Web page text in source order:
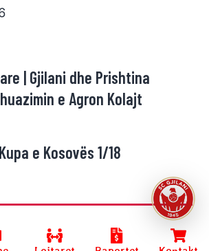
| Gjilani dhe Prishtina
e Agron Kolajt
e Kosovës 1/18
and powered by R.Halimi.